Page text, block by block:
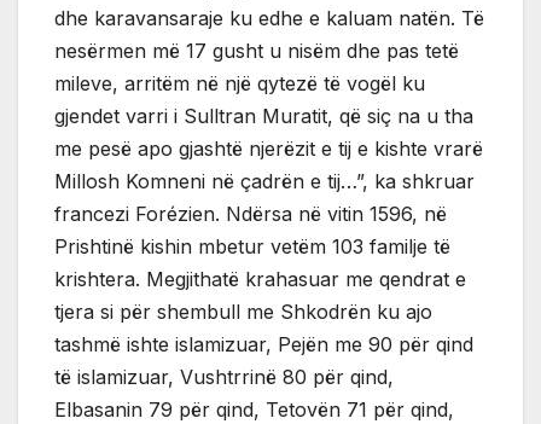
dhe karavansaraje ku edhe e kaluam natën. Të
nesërmen më 17 gusht u nisëm dhe pas tetë
mileve, arritëm në një qytezë të vogël ku
gjendet varri i Sulltran Muratit, që siç na u tha
me pesë apo gjashtë njerëzit e tij e kishte vrarë
Millosh Komneni në çadrën e tij…”, ka shkruar
francezi Forézien. Ndërsa në vitin 1596, në
Prishtinë kishin mbetur vetëm 103 familje të
krishtera. Megjithatë krahasuar me qendrat e
tjera si për shembull me Shkodrën ku ajo
tashmë ishte islamizuar, Pejën me 90 për qind
të islamizuar, Vushtrrinë 80 për qind,
Elbasanin 79 për qind, Tetovën 71 për qind,